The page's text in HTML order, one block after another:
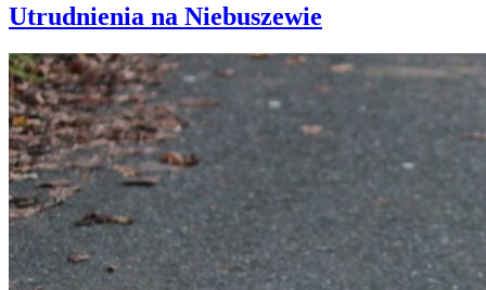
Utrudnienia na Niebuszewie